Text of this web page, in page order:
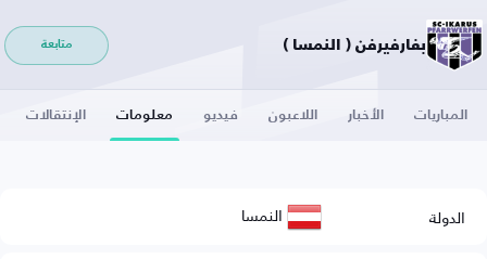
بفارفيرفن ( النمسا ) متابعة
المباريات الأخبار اللاعبون فيديو معلومات الإنتقالات
الدولة النمسا